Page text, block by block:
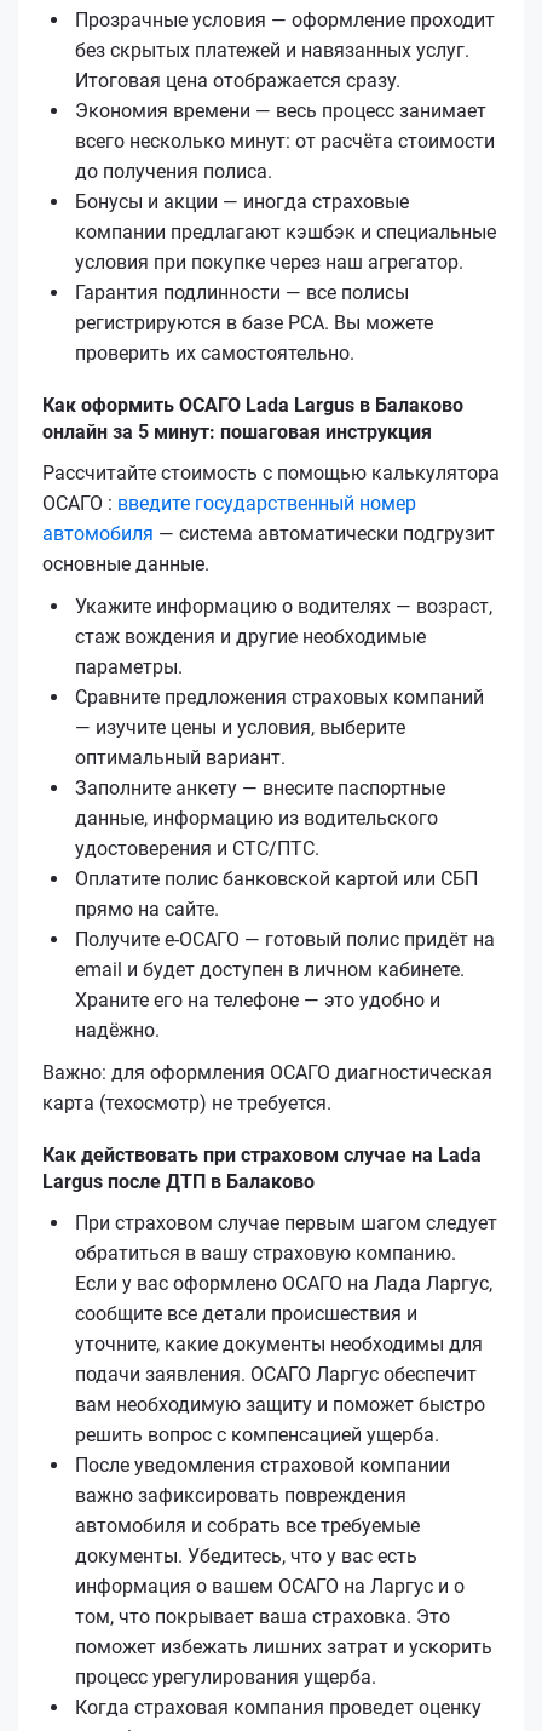
Прозрачные условия — оформление проходит
без скрытых платежей и навязанных услуг.
Итоговая цена отображается сразу.
Экономия времени — весь процесс занимает
всего несколько минут: от расчёта стоимости
до получения полиса.
Бонусы и акции — иногда страховые
компании предлагают кэшбэк и специальные
условия при покупке через наш агрегатор.
Гарантия подлинности — все полисы
регистрируются в базе РСА. Вы можете
проверить их самостоятельно.
Как оформить ОСАГО Lada Largus в Балаково
онлайн за 5 минут: пошаговая инструкция
Рассчитайте стоимость с помощью калькулятора
ОСАГО : введите государственный номер
автомобиля — система автоматически подгрузит
основные данные.
Укажите информацию о водителях — возраст,
стаж вождения и другие необходимые
параметры.
Сравните предложения страховых компаний
— изучите цены и условия, выберите
оптимальный вариант.
Заполните анкету — внесите паспортные
данные, информацию из водительского
удостоверения и СТС/ПТС.
Оплатите полис банковской картой или СБП
прямо на сайте.
Получите е‑ОСАГО — готовый полис придёт на
email и будет доступен в личном кабинете.
Храните его на телефоне — это удобно и
надёжно.
Важно: для оформления ОСАГО диагностическая
карта (техосмотр) не требуется.
Как действовать при страховом случае на Lada
Largus после ДТП в Балаково
При страховом случае первым шагом следует
обратиться в вашу страховую компанию.
Если у вас оформлено ОСАГО на Лада Ларгус,
сообщите все детали происшествия и
уточните, какие документы необходимы для
подачи заявления. ОСАГО Ларгус обеспечит
вам необходимую защиту и поможет быстро
решить вопрос с компенсацией ущерба.
После уведомления страховой компании
важно зафиксировать повреждения
автомобиля и собрать все требуемые
документы. Убедитесь, что у вас есть
информация о вашем ОСАГО на Ларгус и о
том, что покрывает ваша страховка. Это
поможет избежать лишних затрат и ускорить
процесс урегулирования ущерба.
Когда страховая компания проведет оценку